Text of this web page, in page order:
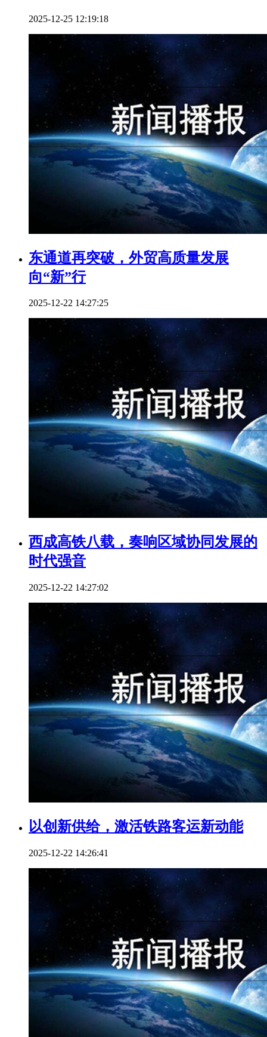
2025-12-25 12:19:18
东通道再突破，外贸高质量发展
向“新”行
2025-12-22 14:27:25
西成高铁八载，奏响区域协同发展的
时代强音
2025-12-22 14:27:02
以创新供给，激活铁路客运新动能
2025-12-22 14:26:41